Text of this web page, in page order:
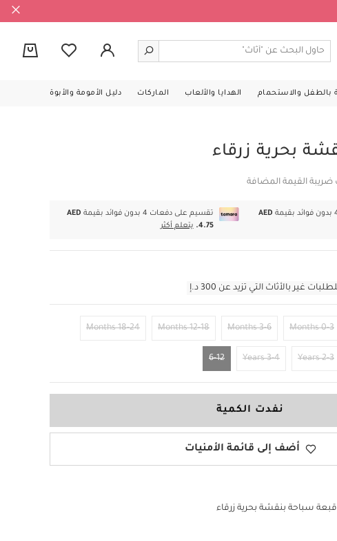
بالطفل والاستحمام الهدايا والألعاب الماركات دليل الأمومة والأبوة
بحرية زرقاء
ضريبة القيمة المضافة
AED
تقسيم على دفعات 4 بدون فوائد بقيمة
AED
4.75.
يتعلم أكثر
بالأثاث التي تزيد عن 300 د.إ
0-3 Months
3-6 Months
12-18 Months
18-24 Months
2-3 Years
3-4 Years
6-12
نفدت الكمية
أضف إلى قائمة الأمنيات
قبعة سباحة بنقشة بحرية زرقاء